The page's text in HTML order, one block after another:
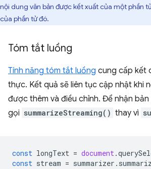
nội dung văn bản được kết xuất của một phần
của phần tử đó.
Tóm tắt luồng
Tính năng tóm tắt luồng cung cấp kết
thực. Kết quả sẽ liên tục cập nhật khi
được thêm và điều chỉnh. Để nhận
gọi summarizeStreaming() thay vì
const longText = document.
const stream = summarizer .